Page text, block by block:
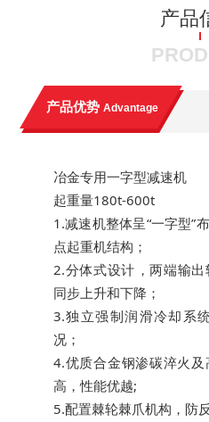
产品
产品优势Advantage
冶金专用一字型减速机
起重量180t-600t
1.减速机整体呈“一字型”
点起重机结构；
2.分体式设计，两端输
同步上升和下降；
3.独立强制润滑冷却系统
况；
4.优质合金钢渗碳淬火及
高，性能优越;
5.配置棘轮棘爪机构，防